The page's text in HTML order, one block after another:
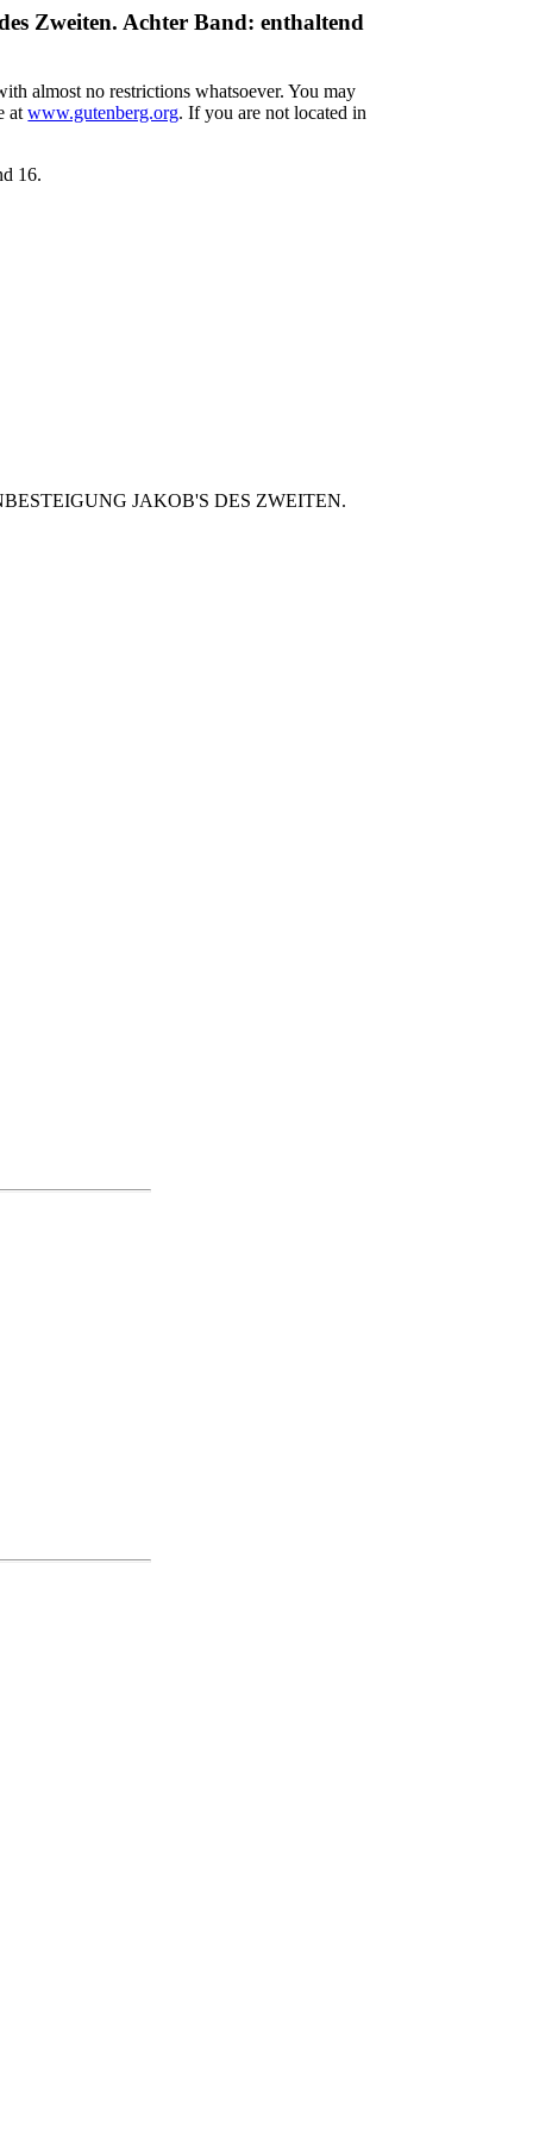
Zweiten. Achter Band: enthaltend
almost no restrictions whatsoever. You may
atwww.gutenberg.org. If you are not located in
16.
JAKOB'S DES ZWEITEN.